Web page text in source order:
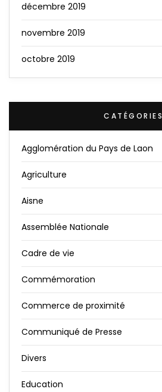
décembre 2019
novembre 2019
octobre 2019
CATÉGORIES
Agglomération du Pays de Laon
Agriculture
Aisne
Assemblée Nationale
Cadre de vie
Commémoration
Commerce de proximité
Communiqué de Presse
Divers
Education